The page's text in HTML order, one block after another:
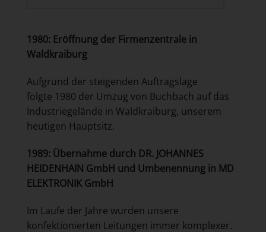
1980: Eröffnung der Firmenzentrale in
Waldkraiburg
Aufgrund der steigenden Auftragslage
folgte 1980 der Umzug von Buchbach auf das
Industriegelände in Waldkraiburg, unserem
heutigen Hauptsitz.
1989: Übernahme durch DR. JOHANNES
HEIDENHAIN GmbH und Umbenennung in MD
ELEKTRONIK GmbH
Im Laufe der Jahre wurden unsere
konfektionierten Leitungen immer komplexer.